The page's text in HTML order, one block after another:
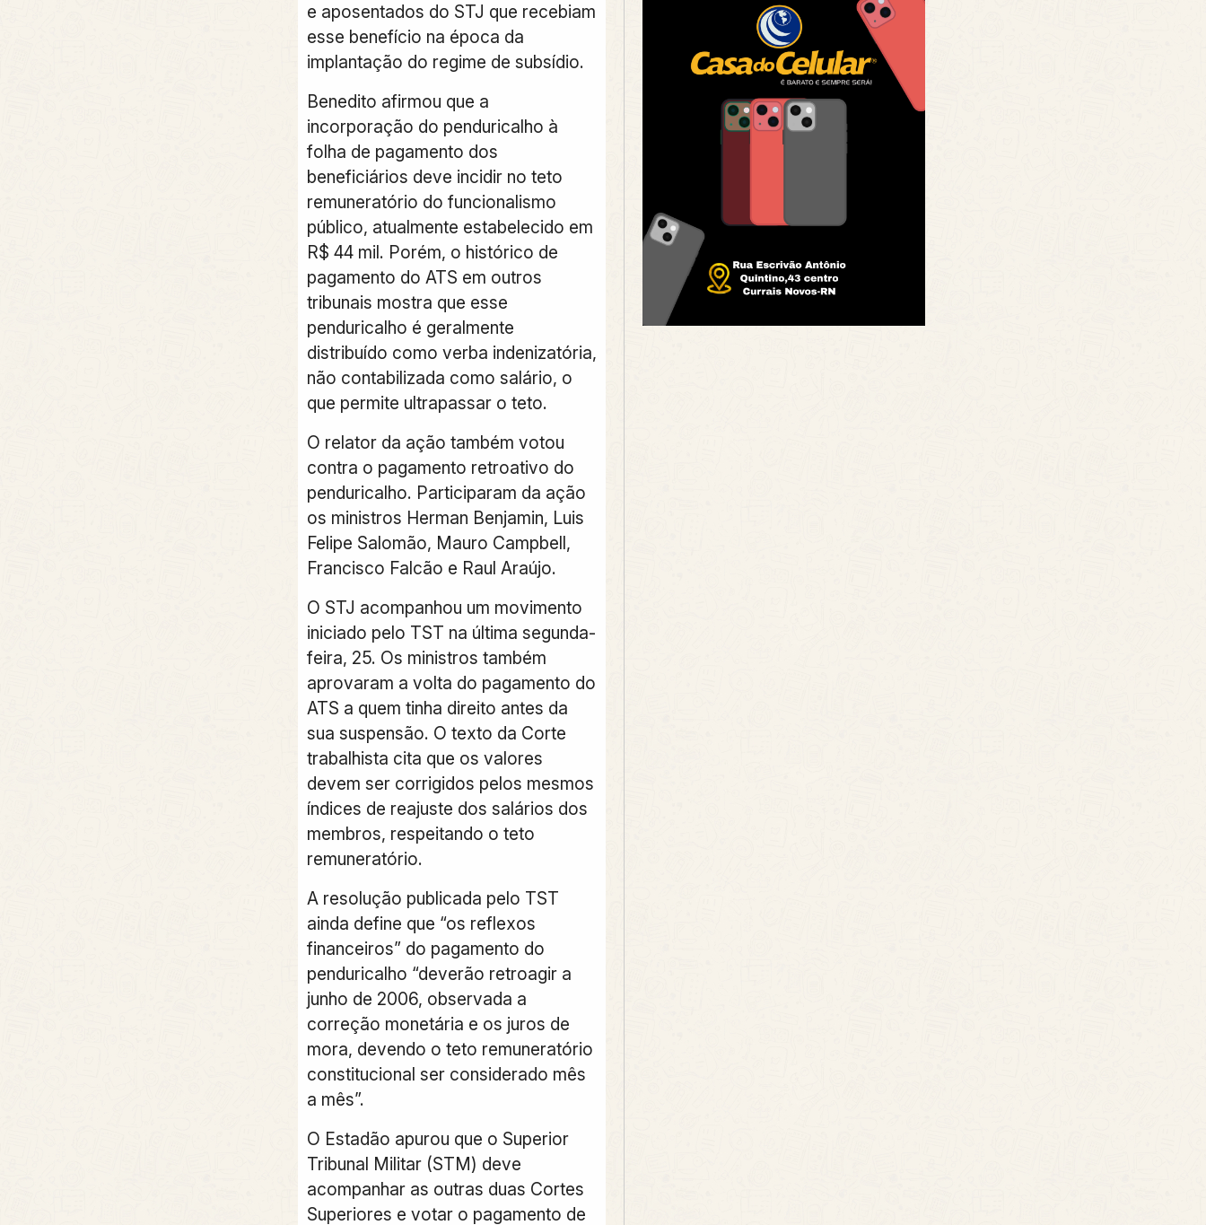
e aposentados do STJ que recebiam
esse benefício na época da
implantação do regime de subsídio.
Benedito afirmou que a
incorporação do penduricalho à
folha de pagamento dos
beneficiários deve incidir no teto
remuneratório do funcionalismo
público, atualmente estabelecido em
R$ 44 mil. Porém, o histórico de
pagamento do ATS em outros
tribunais mostra que esse
penduricalho é geralmente
distribuído como verba indenizatória,
não contabilizada como salário, o
que permite ultrapassar o teto.
O relator da ação também votou
contra o pagamento retroativo do
penduricalho. Participaram da ação
os ministros Herman Benjamin, Luis
Felipe Salomão, Mauro Campbell,
Francisco Falcão e Raul Araújo.
O STJ acompanhou um movimento
iniciado pelo TST na última segunda-
feira, 25. Os ministros também
aprovaram a volta do pagamento do
ATS a quem tinha direito antes da
sua suspensão. O texto da Corte
trabalhista cita que os valores
devem ser corrigidos pelos mesmos
índices de reajuste dos salários dos
membros, respeitando o teto
remuneratório.
A resolução publicada pelo TST
ainda define que “os reflexos
financeiros” do pagamento do
penduricalho “deverão retroagir a
junho de 2006, observada a
correção monetária e os juros de
mora, devendo o teto remuneratório
constitucional ser considerado mês
a mês”.
O Estadão apurou que o Superior
Tribunal Militar (STM) deve
acompanhar as outras duas Cortes
Superiores e votar o pagamento de